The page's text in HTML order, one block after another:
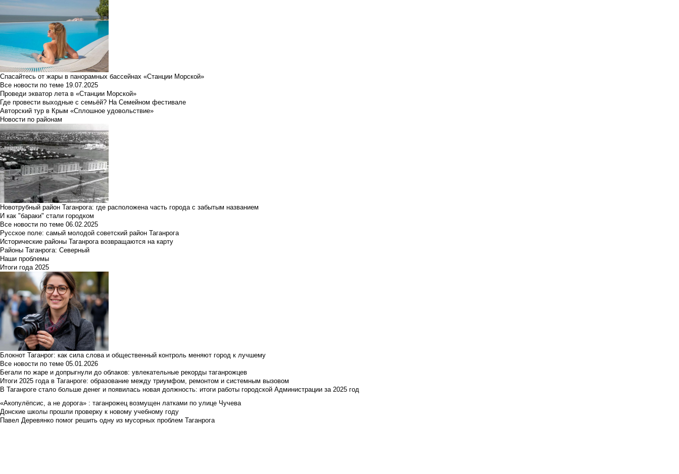
Спасайтесь от жары в панорамных бассейнах «Станции Морской»
Все новости по теме 19.07.2025
Проведи экватор лета в «Станции Морской»
Где провести выходные с семьёй? На Семейном фестивале
Авторский тур в Крым «Сплошное удовольствие»
Новости по районам
Новотрубный район Таганрога: где расположена часть города с забытым названием
И как "бараки" стали городком
Все новости по теме 06.02.2025
Русское поле: самый молодой советский район Таганрога
Исторические районы Таганрога возвращаются на карту
Районы Таганрога: Северный
Наши проблемы
Итоги года 2025
Блокнот Таганрог: как сила слова и общественный контроль меняют город к лучшему
Все новости по теме 05.01.2026
Бегали по жаре и допрыгнули до облаков: увлекательные рекорды таганрожцев
Итоги 2025 года в Таганроге: образование между триумфом, ремонтом и системным вызовом
В Таганроге стало больше денег и появилась новая должность: итоги работы городской Администрации за 2025 год
«Акопулёпсис, а не дорога» : таганрожец возмущен латками по улице Чучева
Донские школы прошли проверку к новому учебному году
Павел Деревянко помог решить одну из мусорных проблем Таганрога